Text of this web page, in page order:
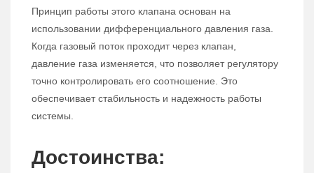
Принцип работы этого клапана основан на
использовании дифференциального давления газа.
Когда газовый поток проходит через клапан,
давление газа изменяется, что позволяет регулятору
точно контролировать его соотношение. Это
обеспечивает стабильность и надежность работы
системы.
Достоинства: